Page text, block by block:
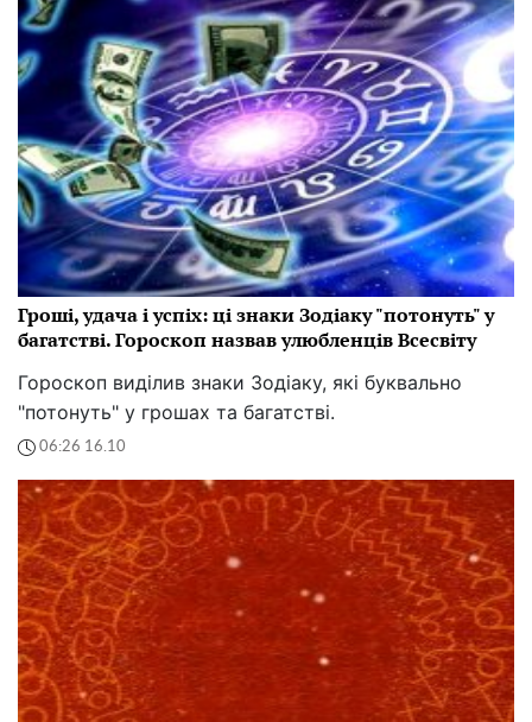
Гроші, удача і успіх: ці знаки Зодіаку "потонуть" у
багатстві. Гороскоп назвав улюбленців Всесвіту
Гороскоп виділив знаки Зодіаку, які буквально
"потонуть" у грошах та багатстві.
06:26 16.10